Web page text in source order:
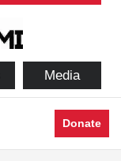
Media
Donate